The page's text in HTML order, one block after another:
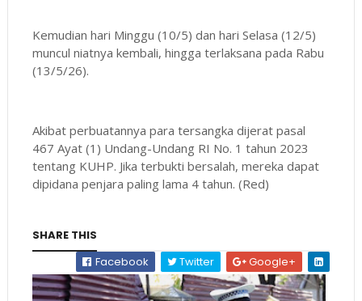
Kemudian hari Minggu (10/5) dan hari Selasa (12/5)
muncul niatnya kembali, hingga terlaksana pada Rabu
(13/5/26).
Akibat perbuatannya para tersangka dijerat pasal
467 Ayat (1) Undang-Undang RI No. 1 tahun 2023
tentang KUHP. Jika terbukti bersalah, mereka dapat
dipidana penjara paling lama 4 tahun. (Red)
SHARE THIS
Facebook
Twitter Google+